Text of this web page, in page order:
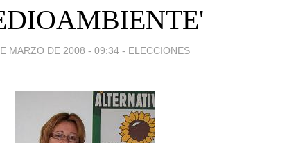
MARZO DE 2008 - 09:34 - ELECCIONES